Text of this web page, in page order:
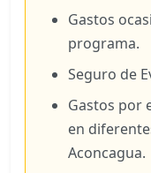
Gastos
programa.
Seguro de
Gastos por
en
Aconcagua.